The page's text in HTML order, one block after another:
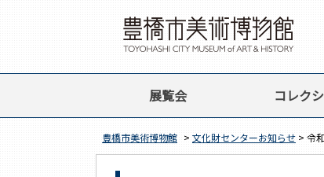
展覧会 コレク
豊橋市美術博物館 > 文化財センターお知らせ > 令